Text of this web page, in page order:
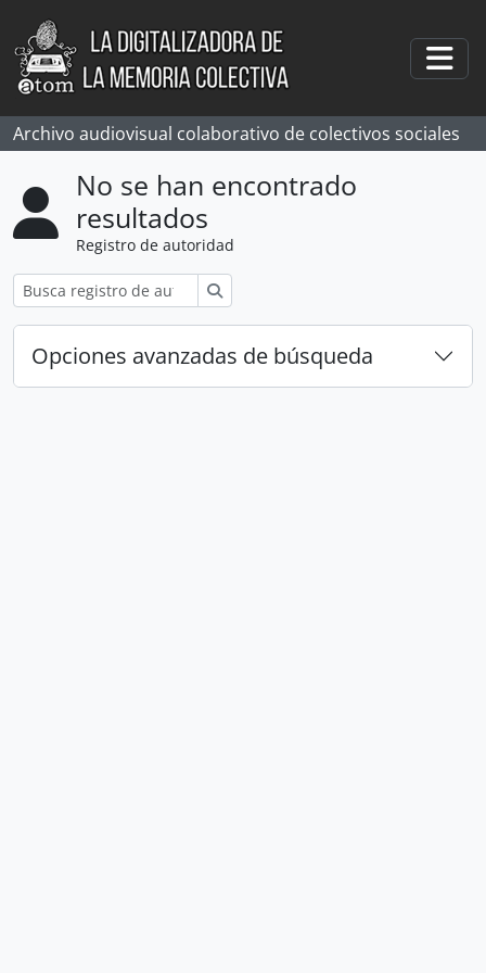
Skip to main content
Archivo audiovisual colaborativo de colectivos sociales
No se han encontrado
resultados
Registro de autoridad
Opciones avanzadas de búsqueda